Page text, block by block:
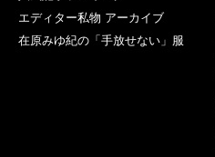
エディター私物 アーカイブ
在原みゆ紀の「手放せない」服